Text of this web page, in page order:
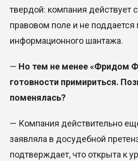
твердой: компания действует
правовом поле и не
информационного шантажа.
— Но тем не менее «Фридом
готовности примириться.
поменялась?
— Компания действительно
заявляла в досудебной
подтверждает, что открыта к